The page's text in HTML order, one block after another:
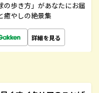
の歩き方」があなたにお届
癒やしの絶景集
詳細を見る